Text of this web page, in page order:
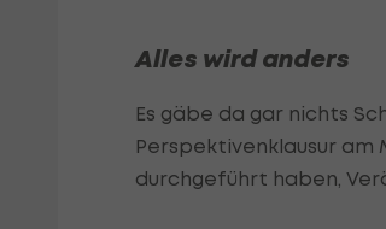
Alles wird anders
Es gäbe da gar nichts
Perspektivenklausur am
durchgeführt haben,